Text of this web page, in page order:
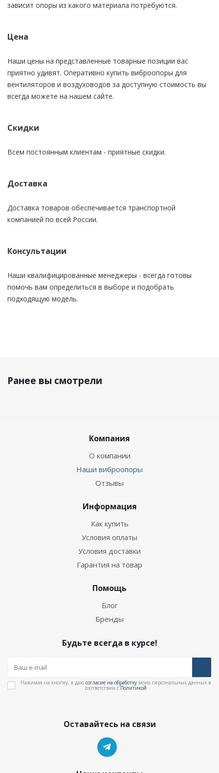
зависит опоры из какого материала потребуются.
Цена
Наши цены на представленные товарные позиции вас
приятно удивят. Оперативно купить виброопоры для
вентиляторов и воздуховодов за доступную стоимость вы
всегда можете на нашем сайте.
Скидки
Всем постоянным клиентам - приятные скидки.
Доставка
Доставка товаров обеспечивается транспортной
компанией по всей России.
Консультации
Наши квалифицированные менеджеры - всегда готовы
помочь вам определиться в выборе и подобрать
подходящую модель.
Ранее вы смотрели
Компания
О компании
Наши виброопоры
Отзывы
Информация
Как купить
Условия оплаты
Условия доставки
Гарантия на товар
Помощь
Блог
Бренды
Будьте всегда в курсе!
Нажимая на кнопку, я даю согласие на обработку моих персональных данных в
соответствии сПолитикой
Оставайтесь на связи